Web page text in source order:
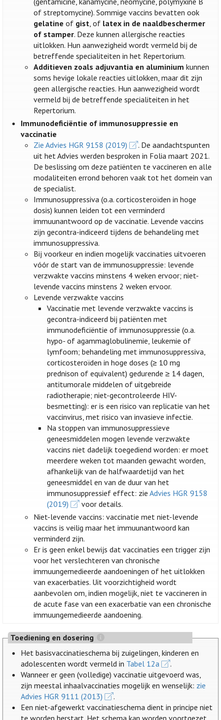
of streptomycine). Sommige vaccins bevatten ook
gelatine of gist, of latex in de naaldbeschermer
of stamper. Deze kunnen allergische reacties
uitlokken. Hun aanwezigheid wordt vermeld bij de
betreffende specialiteiten in het Repertorium.
Additieven zoals adjuvantia en aluminium kunnen
soms hevige lokale reacties uitlokken, maar dit zijn
geen allergische reacties. Hun aanwezigheid wordt
vermeld bij de betreffende specialiteiten in het
Repertorium.
Immunodeficiëntie of immunosuppressie en
vaccinatie
Zie Advies HGR 9158 (2019)
. De aandachtspunten
uit het Advies werden besproken in Folia maart 2021.
De beslissing om deze patiënten te vaccineren en alle
modaliteiten errond behoren vaak tot het domein van
de specialist.
Immunosuppressiva (o.a. corticosteroïden in hoge
dosis) kunnen leiden tot een verminderd
immuunantwoord op de vaccinatie. Levende vaccins
zijn gecontra-indiceerd tijdens de behandeling met
immunosuppressiva.
Bij voorkeur en indien mogelijk vaccinaties uitvoeren
vóór de start van de immunosuppressie: levende
verzwakte vaccins minstens 4 weken ervoor; niet-
levende vaccins minstens 2 weken ervoor.
Levende verzwakte vaccins
Vaccinatie met levende verzwakte vaccins is
gecontra-indiceerd bij patiënten met
immunodeficiëntie of immunosuppressie (o.a.
hypo- of agammaglobulinemie, leukemie of
lymfoom; behandeling met immunosuppressiva,
corticosteroïden in hoge doses (≥ 10 mg
prednison of equivalent) gedurende ≥ 14 dagen,
antitumorale middelen of uitgebreide
radiotherapie; niet-gecontroleerde HIV-
besmetting): er is een risico van replicatie van het
vaccinvirus, met risico van invasieve infectie.
Na stoppen van immunosuppressieve
geneesmiddelen mogen levende verzwakte
vaccins niet dadelijk toegediend worden: er moet
meerdere weken tot maanden gewacht worden,
afhankelijk van de halfwaardetijd van het
geneesmiddel en van de duur van het
immunosuppressief effect: zie Advies HGR 9158
(2019)
voor details.
Niet-levende vaccins: vaccinatie met niet-levende
vaccins is veilig maar het immuunantwoord kan
verminderd zijn.
Er is geen enkel bewijs dat vaccinaties een trigger zijn
voor het verslechteren van chronische
immuungemedieerde aandoeningen of het uitlokken
van exacerbaties. Uit voorzichtigheid wordt
aanbevolen om, indien mogelijk, niet te vaccineren in
de acute fase van een exacerbatie van een chronische
immuungemedieerde aandoening.
Toediening en dosering
Het basisvaccinatieschema bij zuigelingen, kinderen en
adolescenten wordt vermeld in Tabel 12a
.
Wanneer er geen (volledige) vaccinatie uitgevoerd was,
zijn meestal inhaalvaccinaties mogelijk en wenselijk: zie
Advies HGR 9111 (2013)
.
Een niet-afgewerkt vaccinatieschema dient in principe niet